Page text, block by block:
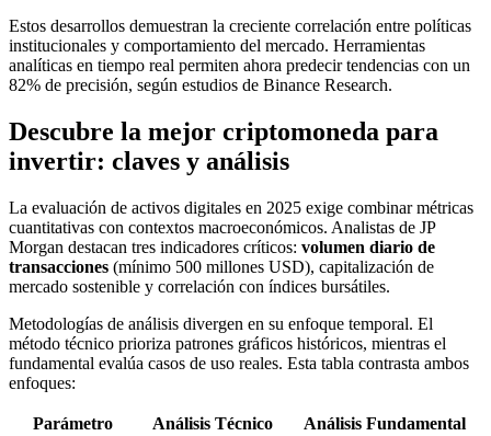
Estos desarrollos demuestran la creciente correlación entre políticas
institucionales y comportamiento del mercado. Herramientas
analíticas en tiempo real permiten ahora predecir tendencias con un
82% de precisión, según estudios de Binance Research.
Descubre la mejor criptomoneda para
invertir: claves y análisis
La evaluación de activos digitales en 2025 exige combinar métricas
cuantitativas con contextos macroeconómicos. Analistas de JP
Morgan destacan tres indicadores críticos: volumen diario de
transacciones (mínimo 500 millones USD), capitalización de
mercado sostenible y correlación con índices bursátiles.
Metodologías de análisis divergen en su enfoque temporal. El
método técnico prioriza patrones gráficos históricos, mientras el
fundamental evalúa casos de uso reales. Esta tabla contrasta ambos
enfoques:
Parámetro Análisis Técnico
Análisis Fundamental